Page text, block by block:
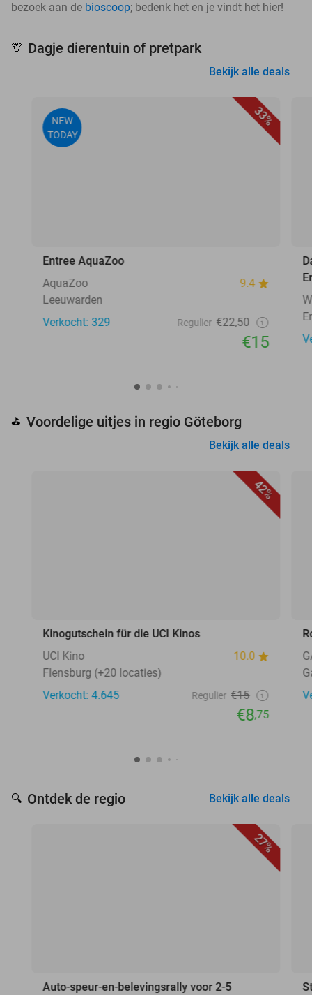
bezoek aan de bioscoop; bedenk het en je vindt het hier!
🦒 Dagje dierentuin of pretpark
Bekijk alle deals
33%
NEW
TODAY
Entree AquaZoo
AquaZoo
9.4
Leeuwarden
Verkocht: 329
Regulier €22,50
€15
⛳ Voordelige uitjes in regio Göteborg
Bekijk alle deals
42%
Kinogutschein für die UCI Kinos
UCI Kino
10.0
Flensburg (+20 locaties)
Verkocht: 4.645
Regulier €15
€8,75
🔍 Ontdek de regio Bekijk alle deals
27%
Auto-speur-en-belevingsrally voor 2-5